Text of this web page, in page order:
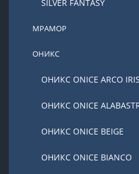
SILVER FANTASY
МРАМОР
ОНИКС
ОНИКС ONICE ARCO IRIS
ОНИКС ONICE
ОНИКС ONICE BEIGE
ОНИКС ONICE BIANCO